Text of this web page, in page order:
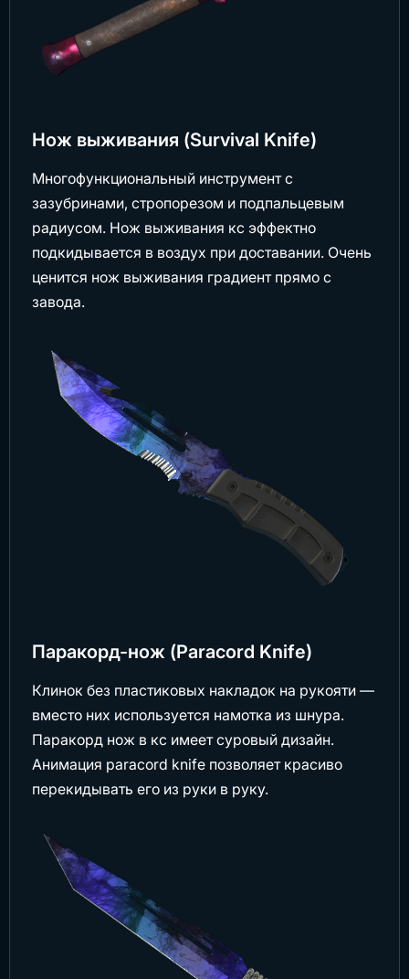
Нож выживания (Survival Knife)
Многофункциональный инструмент с
зазубринами, стропорезом и подпальцевым
радиусом. Нож выживания кс эффектно
подкидывается в воздух при доставании. Очень
ценится нож выживания градиент прямо с
завода.
Паракорд-нож (Paracord Knife)
Клинок без пластиковых накладок на рукояти —
вместо них используется намотка из шнура.
Паракорд нож в кс имеет суровый дизайн.
Анимация paracord knife позволяет красиво
перекидывать его из руки в руку.